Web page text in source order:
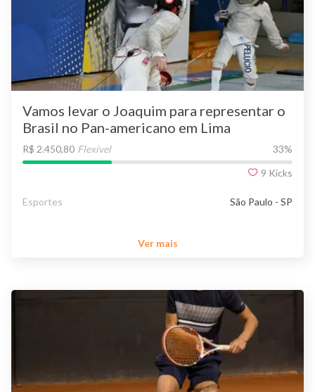
Vamos levar o Joaquim para representar o
Brasil no Pan-americano em Lima
R$ 2.450,80 Flexível 33%
9 Kicks
Esportes São Paulo - SP
Ver mais